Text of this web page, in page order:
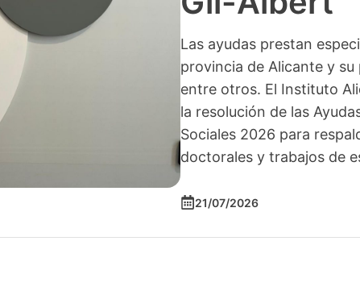
Las ayudas prestan
provincia de Alicante y
entre otros. El Instituto
la resolución de las
Sociales 2026 para
doctorales y trabajos de
21/07/2026